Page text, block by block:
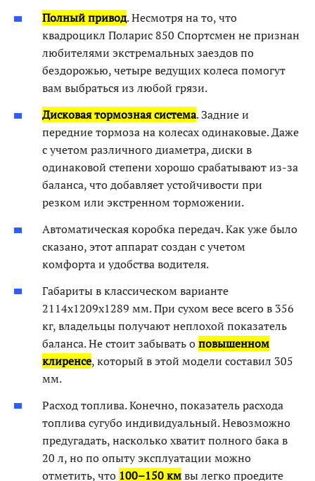
Полный привод. Несмотря на то, что
квадроцикл Поларис 850 Спортсмен не признан
любителями экстремальных заездов по
бездорожью, четыре ведущих колеса помогут
вам выбраться из любой грязи.
Дисковая тормозная система. Задние и
передние тормоза на колесах одинаковые. Даже
с учетом различного диаметра, диски в
одинаковой степени хорошо срабатывают из-за
баланса, что добавляет устойчивости при
резком или экстренном торможении.
Автоматическая коробка передач. Как уже было
сказано, этот аппарат создан с учетом
комфорта и удобства водителя.
Габариты в классическом варианте
2114х1209х1289 мм. При сухом весе всего в 356
кг, владельцы получают неплохой показатель
баланса. Не стоит забывать оповышенном
клиренсе, который в этой модели составил 305
мм.
Расход топлива. Конечно, показатель расхода
топлива сугубо индивидуальный. Невозможно
предугадать, насколько хватит полного бака в
20 л, но по опыту эксплуатации можно
отметить, что 100–150 кмвы легко проедите